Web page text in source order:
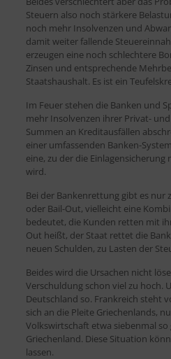
Steuern also noch stärkere
noch mehr Insolvenzen und
damit weiter fallende
erzeugen eine noch schlechtere
Zinsen und entsprechende
Staatshaushalt. Es ist ein
Im Feuer stehen die Banken und
mehr Insolvenzen ihrer Privat-
Summen an Kreditausfällen
einer umfassenden Banken-
eine, zu der die
wird.
Bei der Bankenrettung gibt es nur
oder Bail-Out, vielleicht eine
bedeutet, die Kunden retten mit
Out heißt, der Staat rettet die
neuen Schulden, zu Lasten der
Beides wird die Ursachen nicht
Verschuldung schon viel zu hoch.
Deutschland so. Frankreich steht
sich an die Pleite Griechenlands,
Volkswirtschaft etwa siebenmal
Griechenland. Diese Situation
lassen.